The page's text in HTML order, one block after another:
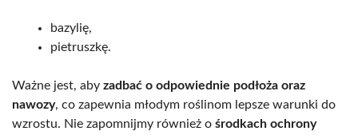
bazylię,
pietruszkę.
Ważne jest, aby zadbać o odpowiednie podłoża oraz
nawozy, co zapewnia młodym roślinom lepsze warunki do
wzrostu. Nie zapomnijmy również o środkach ochrony